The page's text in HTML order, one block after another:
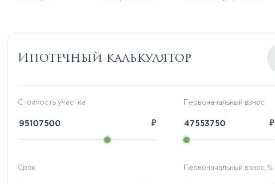
Ипотечный калькулятор
Стоимость участка
₽
Первоначальный взнос
₽
Срок Первоначальный взнос, %